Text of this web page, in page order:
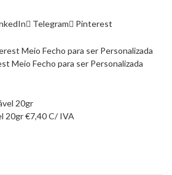
Telegram
Pinterest
Meio Fecho para ser Personalizada
20gr€7,40C/ IVA